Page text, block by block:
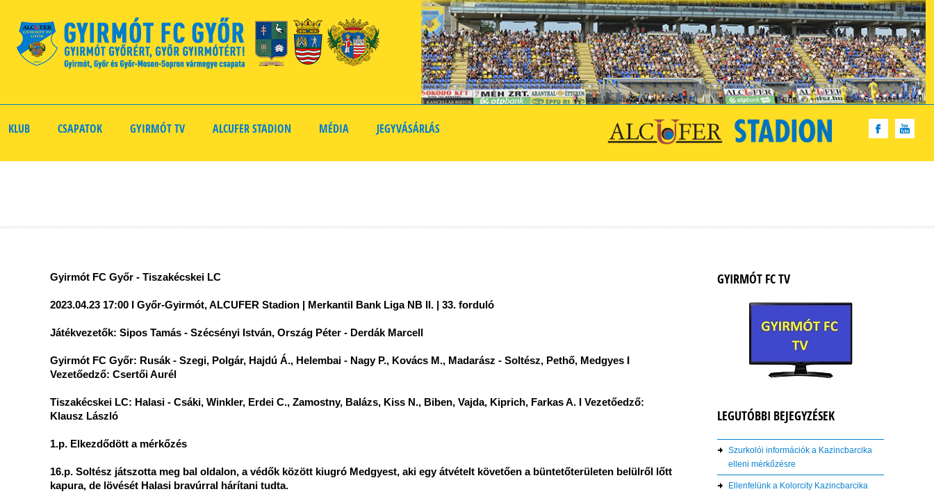
KLUB CSAPATOK GYIRMÓT TV ALCUFER STADION MÉDIA JEGYVÁSÁRLÁS
Gyirmót FC Győr - Tiszakécskei LC
2023.04.23 17:00 I Győr-Gyirmót, ALCUFER Stadion | Merkantil Bank Liga NB II. | 33. forduló
Játékvezetők: Sipos Tamás - Szécsényi István, Ország Péter - Derdák Marcell
Gyirmót FC Győr: Rusák - Szegi, Polgár, Hajdú Á., Helembai - Nagy P., Kovács M., Madarász - Soltész, Pethő, Medgyes I
Vezetőedző: Csertői Aurél
Tiszakécskei LC: Halasi - Csáki, Winkler, Erdei C., Zamostny, Balázs, Kiss N., Biben, Vajda, Kiprich, Farkas A. I Vezetőedző:
Klausz László
1.p. Elkezdődött a mérkőzés
16.p. Soltész játszotta meg bal oldalon, a védők között kiugró Medgyest, aki egy átvételt követően a büntetőterületen belülről lőtt
kapura, de lövését Halasi bravúrral hárítani tudta.
GYIRMÓT FC TV
LEGUTÓBBI BEJEGYZÉSEK
Szurkolói információk a Kazincbarcika
elleni mérkőzésre
Ellenfelünk a Kolorcity Kazincbarcika